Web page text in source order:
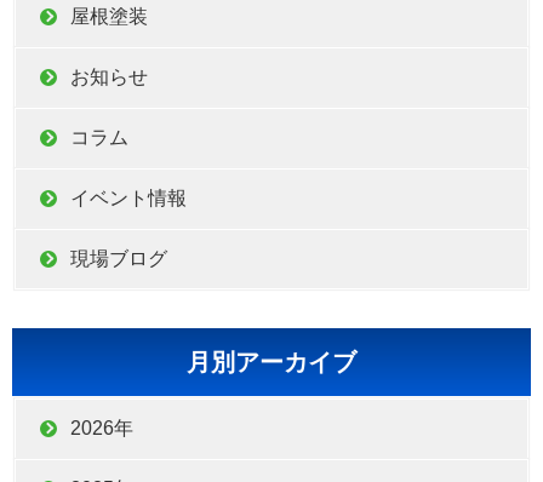
屋根塗装
お知らせ
コラム
イベント情報
現場ブログ
月別アーカイブ
2026年